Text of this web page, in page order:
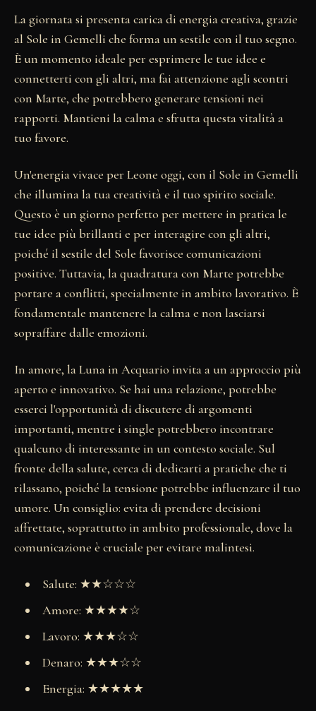
La giornata si presenta carica di energia creativa, grazie
al Sole in Gemelli che forma un sestile con il tuo segno.
È un momento ideale per esprimere le tue idee e
connetterti con gli altri, ma fai attenzione agli scontri
con Marte, che potrebbero generare tensioni nei
rapporti. Mantieni la calma e sfrutta questa vitalità a
tuo favore.
Un'energia vivace per Leone oggi, con il Sole in Gemelli
che illumina la tua creatività e il tuo spirito sociale.
Questo è un giorno perfetto per mettere in pratica le
tue idee più brillanti e per interagire con gli altri,
poiché il sestile del Sole favorisce comunicazioni
positive. Tuttavia, la quadratura con Marte potrebbe
portare a conflitti, specialmente in ambito lavorativo. È
fondamentale mantenere la calma e non lasciarsi
sopraffare dalle emozioni.
In amore, la Luna in Acquario invita a un approccio più
aperto e innovativo. Se hai una relazione, potrebbe
esserci l'opportunità di discutere di argomenti
importanti, mentre i single potrebbero incontrare
qualcuno di interessante in un contesto sociale. Sul
fronte della salute, cerca di dedicarti a pratiche che ti
rilassano, poiché la tensione potrebbe influenzare il tuo
umore. Un consiglio: evita di prendere decisioni
affrettate, soprattutto in ambito professionale, dove la
comunicazione è cruciale per evitare malintesi.
Salute: ★★☆☆☆
Amore: ★★★★☆
Lavoro: ★★★☆☆
Denaro: ★★★☆☆
Energia: ★★★★★